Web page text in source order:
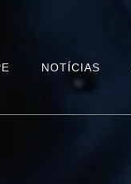
NOTÍCIAS